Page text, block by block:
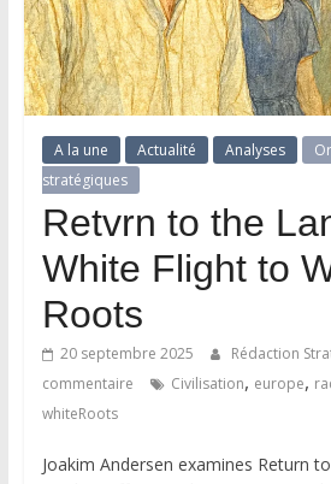
A la une Actualité Analyses
stratégiques
Retvrn to the
White Flight to
Roots
20 septembre 2025 Rédaction
commentaire
Civilisation, europe,
whiteRoots
Joakim Andersen examines Return